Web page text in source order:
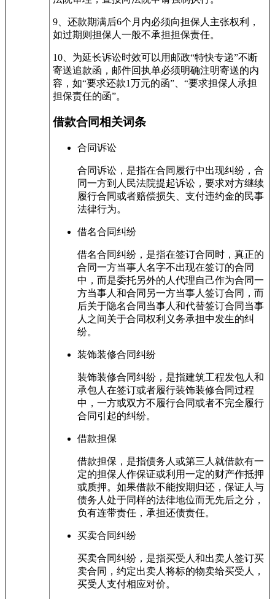
9、还款期满后6个月内必须向担保人主张权利，
如过期则担保人一般不承担担保责任。
10、为延长诉讼时效可以用邮政“特快专递”不断
寄送追款函，邮件回执单必须明确注明寄送的内
容，如“要求还款1万元的函”、“要求担保人承担
担保责任的函”。
借款合同相关词条
合同诉讼
合同诉讼，是指在合同履行中出现纠纷，合
同一方到人民法院提起诉讼，要求对方继续
履行合同或者赔偿损失、支付违约金的民事
法律行为。
借名合同纠纷
借名合同纠纷，是指在签订合同时，真正的
合同一方当事人名字不出现在签订的合同
中，而是委托另外的人代理自己作为合同一
方当事人和合同另一方当事人签订合同，而
后关于隐名合同当事人和代替签订合同当事
人之间关于合同权利义务承担中发生的纠
纷。
装饰装修合同纠纷
装饰装修合同纠纷，是指建筑工程发包人和
承包人在签订或者履行装饰装修合同过程
中，一方或双方不履行合同或者不完全履行
合同引起的纠纷。
借款担保
借款担保，是指债务人或第三人就借款有一
定的担保人作保证或利用一定的财产作抵押
或质押。如果借款不能按期归还，保证人与
债务人处于同样的法律地位而无先后之分，
负有连带责任，承担还债责任。
买卖合同纠纷
买卖合同纠纷，是指买受人和出卖人签订买
卖合同，约定出卖人将标的物卖给买受人，
买受人支付相应对价。